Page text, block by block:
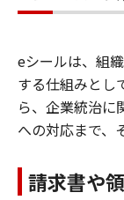
eシールは、組
する仕組みとし
ら、企業統治に
への対応まで、
請求書や